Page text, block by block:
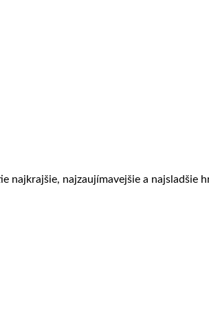
najzaujímavejšie a najsladšie